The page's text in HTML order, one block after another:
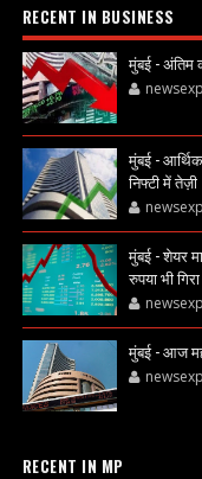
RECENT IN BUSINESS
मुंबई - अंतिम
मुंबई -
निफ्टी में तेज़ी
मुंबई - शेयर
रुपया भी गिरा
मुंबई - आज
RECENT IN MP